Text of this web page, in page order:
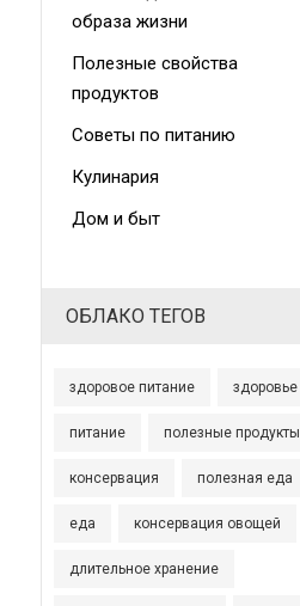
образа жизни
Полезные свойства
продуктов
Советы по питанию
Кулинария
Дом и быт
ОБЛАКО ТЕГОВ
здоровое питание здоровье
питание полезные продукты
консервация полезная еда
еда консервация овощей
длительное хранение